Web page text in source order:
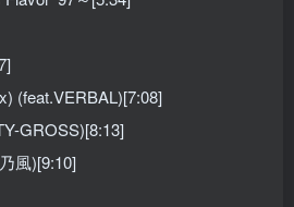
(feat.VERBAL)[7:08]
GROSS)[8:13]
風)[9:10]